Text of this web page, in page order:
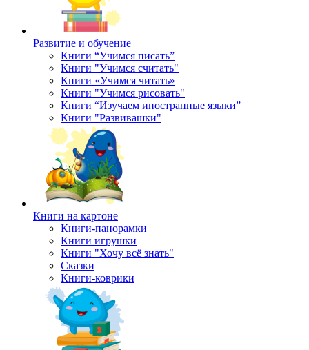
Развитие и обучение
Книги “Учимся писать”
Книги "Учимся считать"
Книги «Учимся читать»
Книги "Учимся рисовать"
Книги “Изучаем иностранные языки”
Книги "Развивашки"
Книги на картоне
Книги-панорамки
Книги игрушки
Книги "Хочу всё знать"
Сказки
Книги-коврики